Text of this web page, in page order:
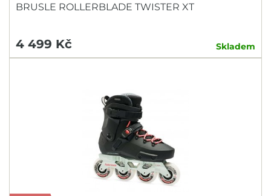
BRUSLE ROLLERBLADE TWISTER XT
4 499 Kč Skladem